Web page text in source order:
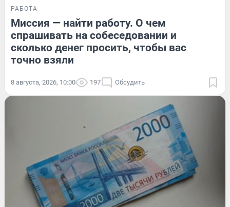
РАБОТА
Миссия — найти работу. О чем
спрашивать на собеседовании и
сколько денег просить, чтобы вас
точно взяли
8 августа, 2026, 10:00 197 Обсудить